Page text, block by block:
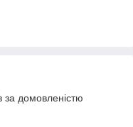
за домовленістю